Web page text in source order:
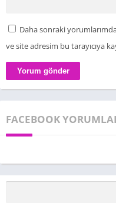
Daha sonraki
ve site adresim bu tarayıcıya
FACEBOOK